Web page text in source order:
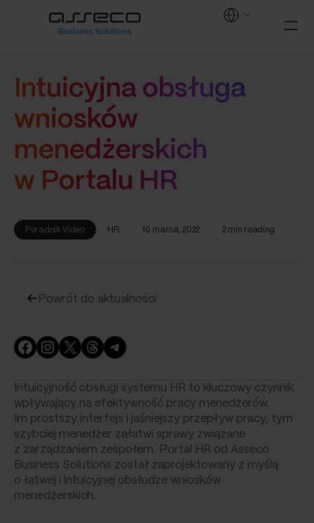
Intuicyjna obsługa
wniosków
menedżerskich
w Portalu HR
Poradnik Video HR 10 marca, 2022 2 min reading
Intuicyjność obsługi systemu HR to kluczowy czynnik
wpływający na efektywność pracy menedżerów.
Im prostszy interfejs i jaśniejszy przepływ pracy, tym
szybciej menedżer załatwi sprawy związane
z zarządzaniem zespołem. Portal HR od Asseco
Business Solutions został zaprojektowany z myślą
o łatwej i intuicyjnej obsłudze wniosków
menedżerskich.
Powrót do aktualności
Facebook Instagram X Threads Telegram